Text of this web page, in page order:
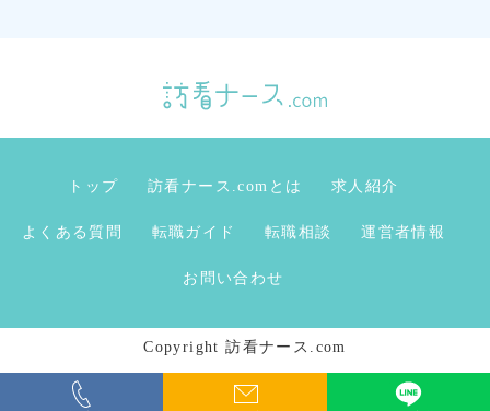
トップ 訪看ナース.comとは 求人紹介
よくある質問 転職ガイド 転職相談 運営者情報
お問い合わせ
Copyright 訪看ナース.com